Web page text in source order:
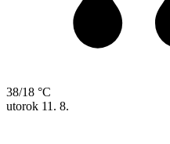
38/18 °C
utorok 11. 8.